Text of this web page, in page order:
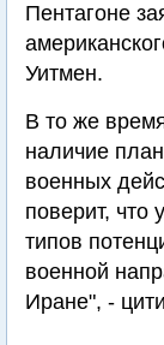
Пентагоне
Уитмен.
В то же
наличие
военных
поверит, что
типов
военной
Иране", -